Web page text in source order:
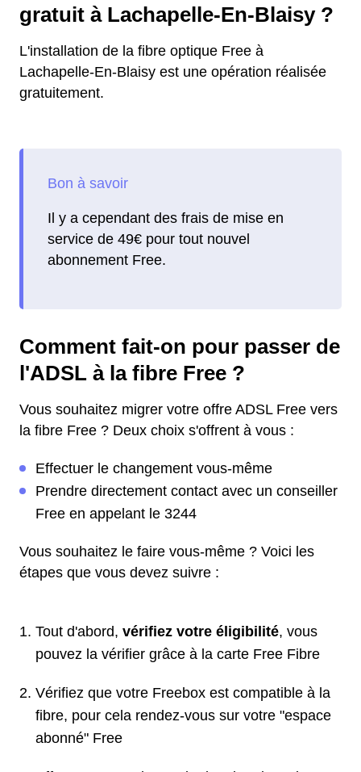
gratuit à Lachapelle-En-Blaisy ?
L'installation de la fibre optique Free à
Lachapelle-En-Blaisy est une opération réalisée
gratuitement.
Il y a cependant des frais de mise en
service de 49€ pour tout nouvel
abonnement Free.
Comment fait-on pour passer de
l'ADSL à la fibre Free ?
Vous souhaitez migrer votre offre ADSL Free vers
la fibre Free ? Deux choix s'offrent à vous :
Effectuer le changement vous-même
Prendre directement contact avec un conseiller
Free en appelant le 3244
Vous souhaitez le faire vous-même ? Voici les
étapes que vous devez suivre :
Tout d'abord, vérifiez votre éligibilité, vous
pouvez la vérifier grâce à la carte Free Fibre
Vérifiez que votre Freebox est compatible à la
fibre, pour cela rendez-vous sur votre "espace
abonné" Free